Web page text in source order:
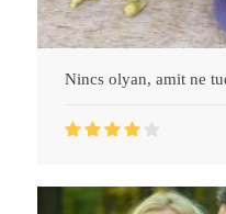
Nincs olyan, amit ne